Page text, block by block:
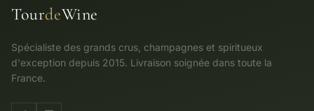
TourdeWine
Spécialiste des grands crus, champagnes et spiritueux
d'exception depuis 2015. Livraison soignée dans toute la
France.